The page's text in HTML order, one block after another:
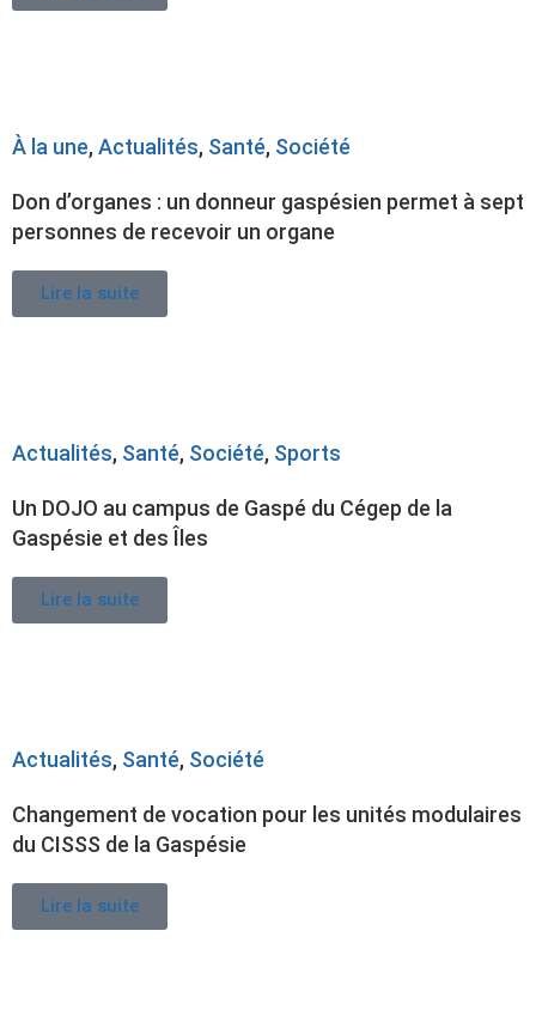
À la une,Actualités, Santé, Société
Don d’organes : un donneur gaspésien permet à sept
personnes de recevoir un organe
Lire la suite
Actualités, Santé, Société, Sports
Un DOJO au campus de Gaspé du Cégep de la
Gaspésie et des Îles
Lire la suite
Actualités, Santé, Société
Changement de vocation pour les unités modulaires
du CISSS de la Gaspésie
Lire la suite